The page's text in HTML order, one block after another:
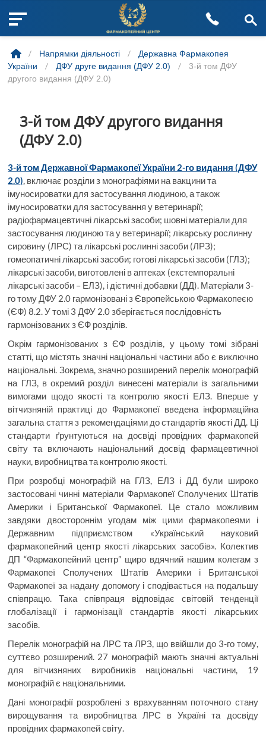
content
M
e
n
u
B
/ Напрямки діяльності /
Державна Фармакопея
України
/ ДФУ друге видання (ДФУ 2.0) /
3-й том ДФУ
другого видання (ДФУ 2.0)
3-й том ДФУ другого видання
(ДФУ 2.0)
3-й том Державної Фармакопеї України 2-го видання (ДФУ
2.0), включає розділи з монографіями на вакцини та
імуносироватки для застосування людиною, а також
імуносироватки для застосування у ветеринарії;
радіофармацевтичні лікарські засоби; шовні матеріали для
застосування людиною та у ветеринарії; лікарську рослинну
сировину (ЛРС) та лікарські рослинні засоби (ЛРЗ);
гомеопатичні лікарські засоби; готові лікарські засоби (ГЛЗ);
лікарські засоби, виготовлені в аптеках (екстемпоральні
лікарські засоби – ЕЛЗ), і дієтичні добавки (ДД). Матеріали 3-
го тому ДФУ 2.0 гармонізовані з Європейською Фармакопеєю
(ЄФ) 8.2. У томі 3 ДФУ 2.0 зберігається послідовність
гармонізованих з ЄФ розділів.
Окрім гармонізованих з ЄФ розділів, у цьому томі зібрані
статті, що містять значні національні частини або є виключно
національні. Зокрема, значно розширений перелік монографій
на ГЛЗ, в окремий розділ винесені матеріали із загальними
вимогами щодо якості та контролю якості ЕЛЗ. Вперше у
вітчизняній практиці до Фармакопеї введена інформаційна
загальна стаття з рекомендаціями до стандартів якості ДД. Ці
стандарти ґрунтуються на досвіді провідних фармакопей
світу та включають національний досвід фармацевтичної
науки, виробництва та контролю якості.
При розробці монографій на ГЛЗ, ЕЛЗ і ДД були широко
застосовані чинні матеріали Фармакопеї Сполучених Штатів
Америки і Британської Фармакопеї. Це стало можливим
завдяки двостороннім угодам між цими фармакопеями і
Державним підприємством «Український науковий
фармакопейний центр якості лікарських засобів». Колектив
ДП “Фармакопейний центр” щиро вдячний нашим колегам з
Фармакопеї Сполучених Штатів Америки і Британської
Фармакопеї за надану допомогу і сподівається на подальшу
співпрацю. Така співпраця відповідає світовій тенденції
глобалізації і гармонізації стандартів якості лікарських
засобів.
Перелік монографій на ЛРС та ЛРЗ, що ввійшли до 3-го тому,
суттєво розширений. 27 монографій мають значні актуальні
для вітчизняних виробників національні частини, 19
монографій є національними.
Дані монографії розроблені з врахуванням поточного стану
вирощування та виробництва ЛРС в Україні та досвіду
провідних фармакопей світу.